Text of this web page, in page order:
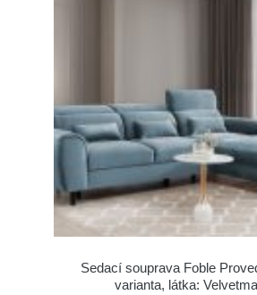
Sedací souprava Foble
varianta, látka: